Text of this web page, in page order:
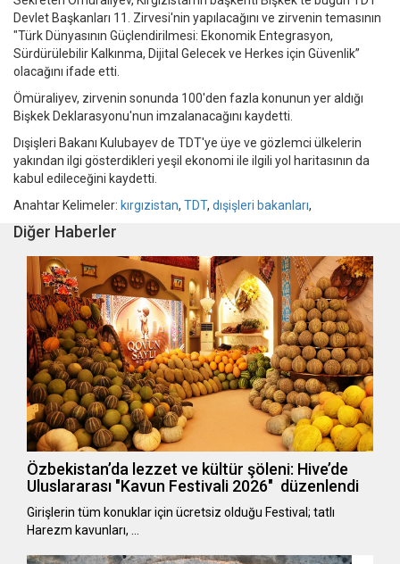
Devlet Başkanları 11. Zirvesi'nin yapılacağını ve zirvenin temasının
"Türk Dünyasının Güçlendirilmesi: Ekonomik Entegrasyon,
Sürdürülebilir Kalkınma, Dijital Gelecek ve Herkes için Güvenlik”
olacağını ifade etti.
Ömüraliyev, zirvenin sonunda 100'den fazla konunun yer aldığı
Bişkek Deklarasyonu'nun imzalanacağını kaydetti.
Dışişleri Bakanı Kulubayev de TDT'ye üye ve gözlemci ülkelerin
yakından ilgi gösterdikleri yeşil ekonomi ile ilgili yol haritasının da
kabul edileceğini kaydetti.
Anahtar Kelimeler: kırgızistan, TDT, dışişleri bakanları,
Diğer Haberler
Özbekistan’da lezzet ve kültür şöleni: Hive’de
Uluslararası "Kavun Festivali 2026" düzenlendi
Girişlerin tüm konuklar için ücretsiz olduğu Festival; tatlı
Harezm kavunları, …